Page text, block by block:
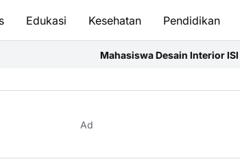
Edukasi Kesehatan Pendidikan
Mahasiswa Desain Interior ISI Surakarta Asah
Ad